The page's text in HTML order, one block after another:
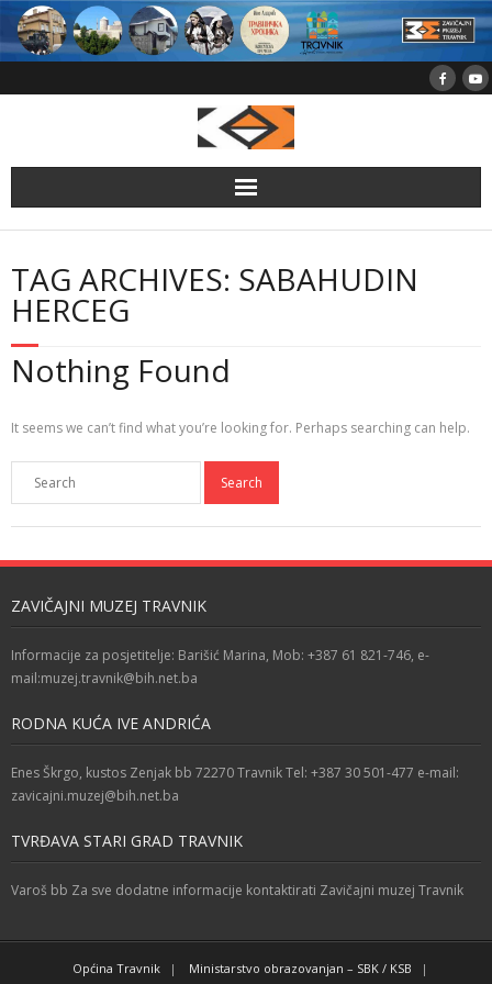
Skip
content
TAG ARCHIVES: SABAHUDIN
HERCEG
Nothing Found
It seems we can’t find what you’re looking for. Perhaps searching can help.
ZAVIČAJNI MUZEJ TRAVNIK
Informacije za posjetitelje: Barišić Marina, Mob: +387 61 821-746, e-
mail:muzej.travnik@bih.net.ba
RODNA KUĆA IVE ANDRIĆA
Enes Škrgo, kustos Zenjak bb 72270 Travnik Tel: +387 30 501-477 e-mail:
zavicajni.muzej@bih.net.ba
TVRĐAVA STARI GRAD TRAVNIK
Varoš bb Za sve dodatne informacije kontaktirati Zavičajni muzej Travnik
Općina Travnik
Ministarstvo obrazovanjan – SBK / KSB